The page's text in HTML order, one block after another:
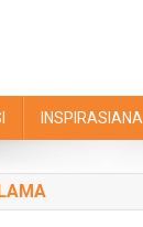
INSPIRASIANA